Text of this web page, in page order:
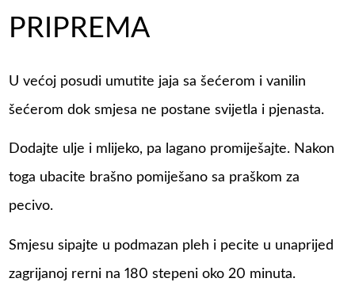
PRIPREMA
U većoj posudi umutite jaja sa šećerom i vanilin
šećerom dok smjesa ne postane svijetla i pjenasta.
Dodajte ulje i mlijeko, pa lagano promiješajte. Nakon
toga ubacite brašno pomiješano sa praškom za
pecivo.
Smjesu sipajte u podmazan pleh i pecite u unaprijed
zagrijanoj rerni na 180 stepeni oko 20 minuta.